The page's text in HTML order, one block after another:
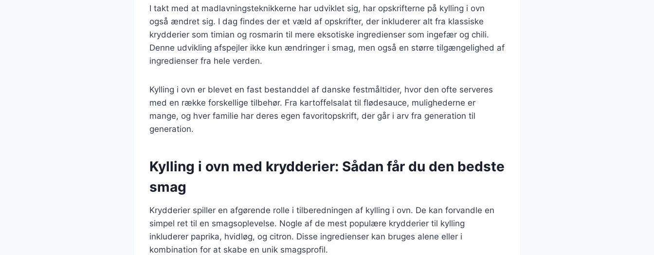
I takt med at madlavningsteknikkerne har udviklet sig, har opskrifterne på kylling i ovn
også ændret sig. I dag findes der et væld af opskrifter, der inkluderer alt fra klassiske
krydderier som timian og rosmarin til mere eksotiske ingredienser som ingefær og chili.
Denne udvikling afspejler ikke kun ændringer i smag, men også en større tilgængelighed af
ingredienser fra hele verden.
Kylling i ovn er blevet en fast bestanddel af danske festmåltider, hvor den ofte serveres
med en række forskellige tilbehør. Fra kartoffelsalat til flødesauce, mulighederne er
mange, og hver familie har deres egen favoritopskrift, der går i arv fra generation til
generation.
Kylling i ovn med krydderier: Sådan får du den bedste
smag
Krydderier spiller en afgørende rolle i tilberedningen af kylling i ovn. De kan forvandle en
simpel ret til en smagsoplevelse. Nogle af de mest populære krydderier til kylling
inkluderer paprika, hvidløg, og citron. Disse ingredienser kan bruges alene eller i
kombination for at skabe en unik smagsprofil.